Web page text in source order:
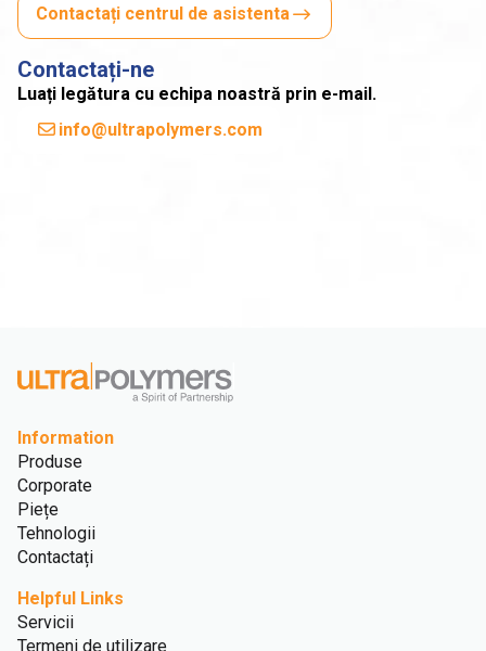
Contactați centrul de asistenta
Contactați-ne
Luați legătura cu echipa noastră prin e-mail.
info@ultrapolymers.com
Information
Produse
Corporate
Piețe
Tehnologii
Contactați
Helpful Links
Servicii
Termeni de utilizare